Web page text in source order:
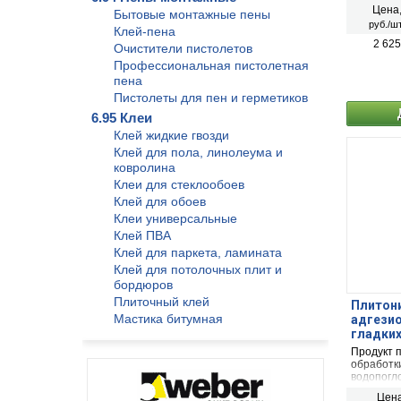
Бытовые монтажные пены
Клей-пена
Очистители пистолетов
Профессиональная пистолетная
пена
Пистолеты для пен и герметиков
6.95 Клеи
Клей жидкие гвозди
Клей для пола, линолеума и
ковролина
Клеи для стеклообоев
Клей для обоев
Клеи универсальные
Клей ПВА
Клей для паркета, ламината
Клей для потолочных плит и
бордюров
Плиточный клей
Мастика битумная
красок
сухих
Не
Цена,
руб./
2 625
Продукт